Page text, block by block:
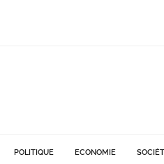
POLITIQUE ECONOMIE